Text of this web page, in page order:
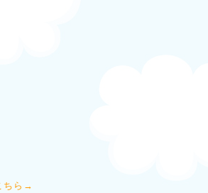
ちら→